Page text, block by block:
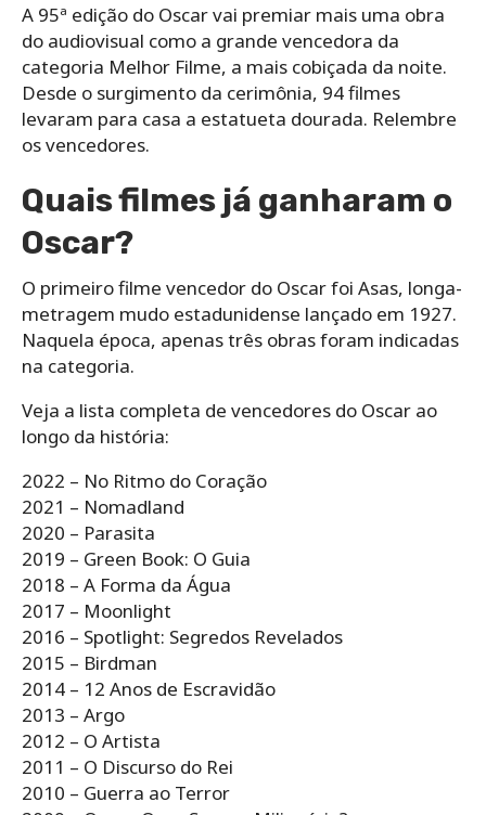
A 95ª edição do Oscar vai premiar mais uma obra
do audiovisual como a grande vencedora da
categoria Melhor Filme, a mais cobiçada da noite.
Desde o surgimento da cerimônia, 94 filmes
levaram para casa a estatueta dourada. Relembre
os vencedores.
Quais filmes já ganharam o
Oscar?
O primeiro filme vencedor do Oscar foi Asas, longa-
metragem mudo estadunidense lançado em 1927.
Naquela época, apenas três obras foram indicadas
na categoria.
Veja a lista completa de vencedores do Oscar ao
longo da história:
2022 – No Ritmo do Coração
2021 – Nomadland
2020 – Parasita
2019 – Green Book: O Guia
2018 – A Forma da Água
2017 – Moonlight
2016 – Spotlight: Segredos Revelados
2015 – Birdman
2014 – 12 Anos de Escravidão
2013 – Argo
2012 – O Artista
2011 – O Discurso do Rei
2010 – Guerra ao Terror